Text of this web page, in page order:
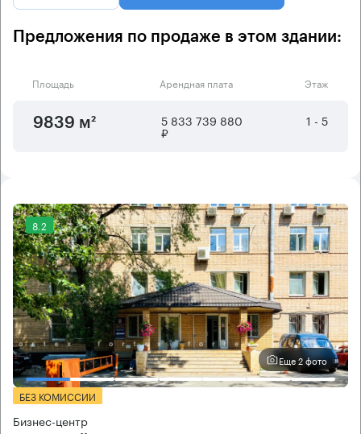
Предложения по продаже в этом здании:
Площадь Арендная плата Этаж
9839 м² 5 833 739 880
₽
1 - 5
8.2
Еще 2 фото
БЕЗ КОМИССИИ
Бизнес-центр